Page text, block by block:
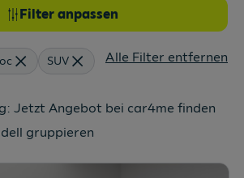
Filter anpassen
SUV Alle Filter entfernen
Jetzt Angebot bei car4me finden
gruppieren